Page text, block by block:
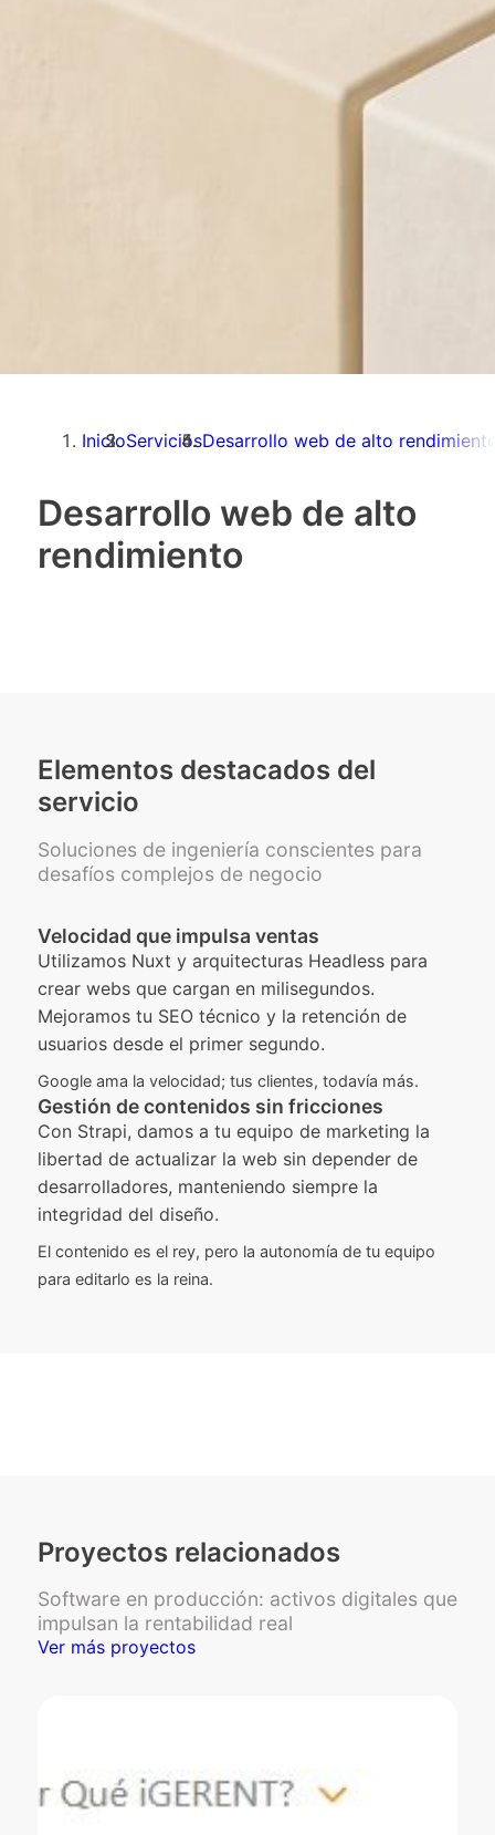
InicioServiciosDesarrollo web de alto
Desarrollo web de alto
rendimiento
Elementos destacados del
servicio
Soluciones de ingeniería conscientes para
desafíos complejos de negocio
Velocidad que impulsa ventas
Utilizamos Nuxt y arquitecturas Headless para
crear webs que cargan en milisegundos.
Mejoramos tu SEO técnico y la retención de
usuarios desde el primer segundo.
Google ama la velocidad; tus clientes, todavía más.
Gestión de contenidos sin fricciones
Con Strapi, damos a tu equipo de marketing la
libertad de actualizar la web sin depender de
desarrolladores, manteniendo siempre la
integridad del diseño.
El contenido es el rey, pero la autonomía de tu equipo
para editarlo es la reina.
Proyectos relacionados
Software en producción: activos digitales que
impulsan la rentabilidad real
Ver más proyectos